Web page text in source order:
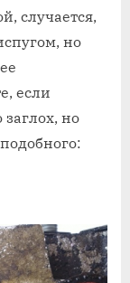
случается,
но
если
но